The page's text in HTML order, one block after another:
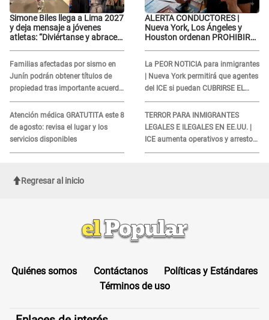
Simone Biles llega a Lima 2027
y deja mensaje a jóvenes
atletas: “Diviértanse y abracen
Familias afectadas por sismo en
Junín podrán obtener títulos de
propiedad tras importante acuerdo
de Cofopri
Atención médica GRATUTITA este 8
de agosto: revisa el lugar y los
servicios disponibles
ALERTA CONDUCTORES |
Nueva York, Los Ángeles y
Houston ordenan PROHIBIR
La PEOR NOTICIA para inmigrantes
| Nueva York permitirá que agentes
del ICE si puedan CUBRIRSE EL
ROSTRO
TERROR PARA INMIGRANTES
LEGALES E ILEGALES EN EE.UU. |
ICE aumenta operativos y arrestos
a extranjeros en aeropuertos
Regresar al inicio
Quiénes somos Contáctanos
Políticas y Estándares
Términos de uso